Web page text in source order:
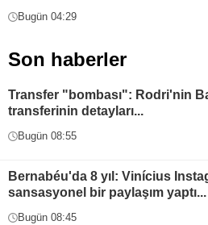
Bugün 04:29
Son haberler
Transfer "bombası": Rodri'nin
transferinin detayları...
Bugün 08:55
Bernabéu'da 8 yıl: Vinícius
sansasyonel bir paylaşım yaptı...
Bugün 08:45